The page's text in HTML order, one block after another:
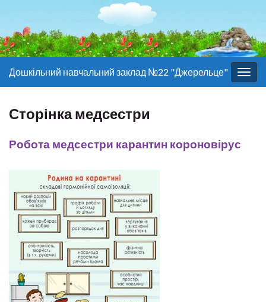
Дошкільний навчальний заклад №22 "Джерельце"
Сторінка медсестри
Робота медсестри карантин короновірус